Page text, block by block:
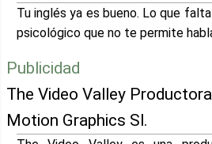
Tu inglés ya es bueno. Lo que
psicológico que no te permite
Publicidad
The Video Valley
Motion Graphics Sl.